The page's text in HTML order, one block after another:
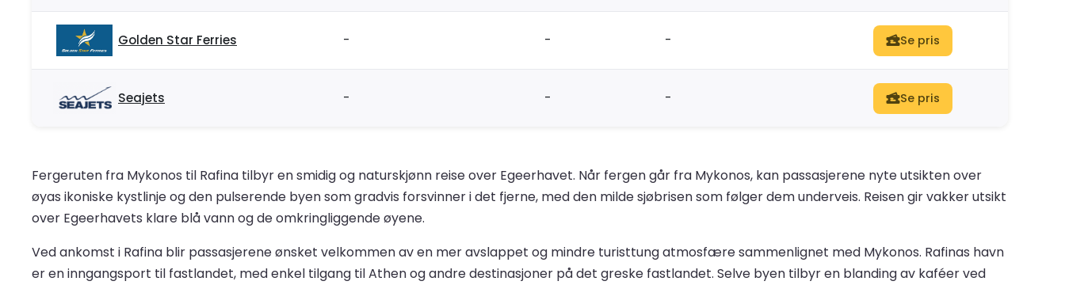
Golden Star Ferries - - - Se pris
Seajets - - - Se pris
Fergeruten fra Mykonos til Rafina tilbyr en smidig og naturskjønn reise over Egeerhavet. Når fergen går fra Mykonos, kan passasjerene nyte utsikten over
øyas ikoniske kystlinje og den pulserende byen som gradvis forsvinner i det fjerne, med den milde sjøbrisen som følger dem underveis. Reisen gir vakker utsikt
over Egeerhavets klare blå vann og de omkringliggende øyene.
Ved ankomst i Rafina blir passasjerene ønsket velkommen av en mer avslappet og mindre turisttung atmosfære sammenlignet med Mykonos. Rafinas havn
er en inngangsport til fastlandet, med enkel tilgang til Athen og andre destinasjoner på det greske fastlandet. Selve byen tilbyr en blanding av kaféer ved